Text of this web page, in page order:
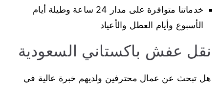
خدماتنا متوافرة على مدار 24 ساعة وطيلة أيام
الأسبوع وأيام العطل والأعياد
نقل عفش باكستاني السعودية
هل تبحث عن عمال محترفين ولديهم خبرة عالية في